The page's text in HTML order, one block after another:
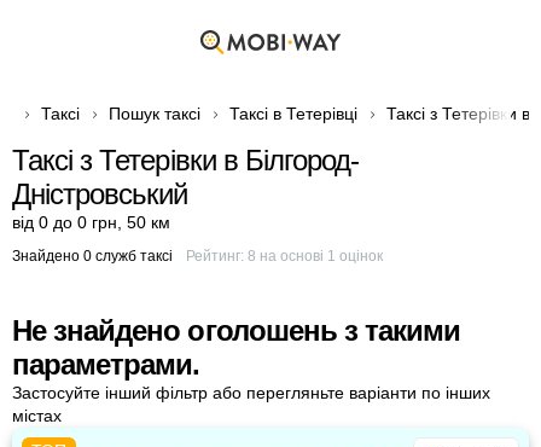
Таксі Пошук таксі Таксі в Тетерівці Таксі з Тетерівки в
Таксі з Тетерівки в Білгород-
Дністровський
від 0 до 0 грн 50 км
Знайдено 0 служб таксі Рейтинг: 8 на основі 1 оцінок
Не знайдено оголошень з такими
параметрами.
Застосуйте інший фільтр або перегляньте варіанти по інших
містах